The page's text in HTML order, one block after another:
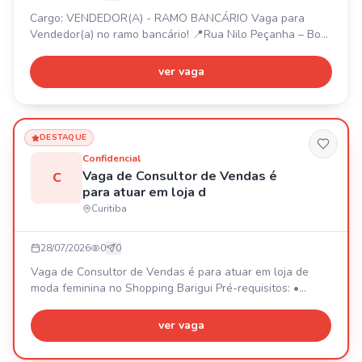
Cargo: VENDEDOR(A) - RAMO BANCÁRIO Vaga para
Vendedor(a) no ramo bancário! 📍Rua Nilo Peçanha – Bom
- negociável). Negociar imóveis, veículos e investimentos.
💰Fixo (R$1.820,00) + comissão + bônus (até
proatividade, foco em resultados. Início imediato. Plano de
crescim
ver vaga
DESTAQUE
C
Confidencial
Vaga de Consultor de Vendas é
para atuar em loja d
Curitiba
28/07/2026 0 0
Vaga de Consultor de Vendas é para atuar em loja de
moda feminina no Shopping Barigui Pré-requisitos: •
carteira (na mesma empresa); • Ensino médio completo; •
Vivência com atendimento ao cliente e metas de vendas;
ver vaga